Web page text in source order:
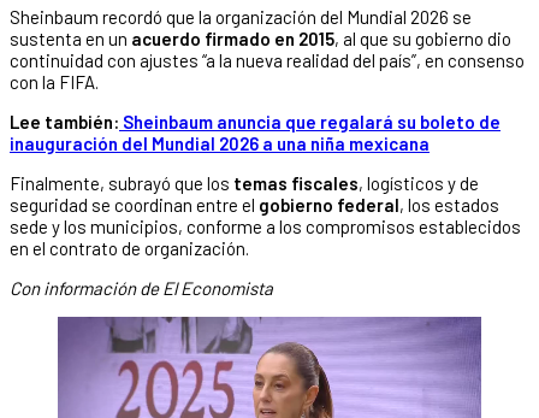
Sheinbaum recordó que la organización del Mundial 2026 se
sustenta en un acuerdo firmado en 2015, al que su gobierno dio
continuidad con ajustes “a la nueva realidad del país”, en consenso
con la FIFA.
Lee también: Sheinbaum anuncia que regalará su boleto de
inauguración del Mundial 2026 a una niña mexicana
Finalmente, subrayó que los temas fiscales, logísticos y de
seguridad se coordinan entre el gobierno federal, los estados
sede y los municipios, conforme a los compromisos establecidos
en el contrato de organización.
Con información de El Economista